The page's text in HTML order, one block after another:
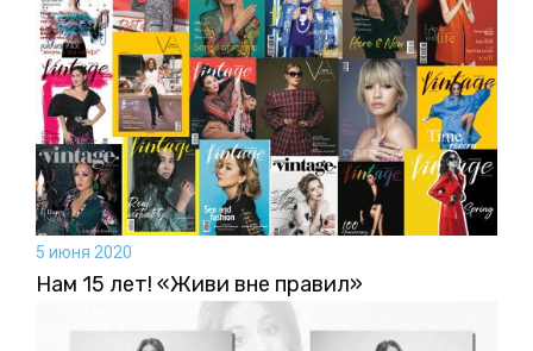
5 июня 2020
Нам 15 лет! «Живи вне правил»